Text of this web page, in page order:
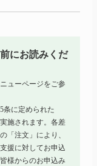
にお読みくだ
ューページをご参
条に定められた
施されます。各差
「注文」により、
援に対してお申込
様からのお申込み